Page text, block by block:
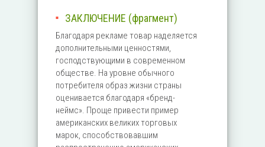
ЗАКЛЮЧЕНИЕ (фрагмент)
Благодаря рекламе товар наделяется
дополнительными ценностями,
господствующими в современном
обществе. На уровне обычного
потребителя образ жизни страны
оценивается благодаря «бренд-
неймс». Проще привести пример
американских великих торговых
марок, способствовавшим